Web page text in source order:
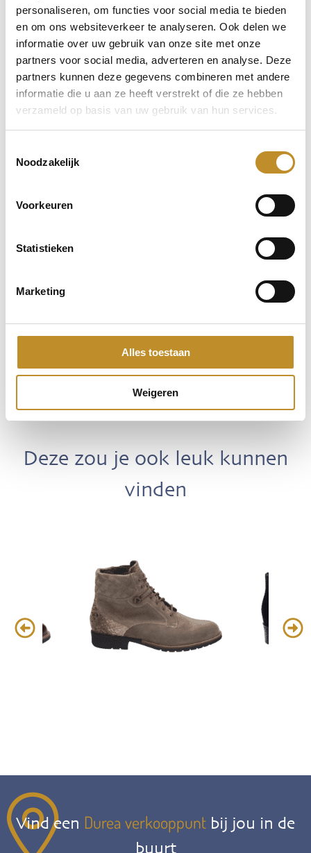
personaliseren, om functies voor social media te bieden
en om ons websiteverkeer te analyseren. Ook delen we
informatie over uw gebruik van onze site met onze
partners voor social media, adverteren en analyse. Deze
partners kunnen deze gegevens combineren met andere
informatie die u aan ze heeft verstrekt of die ze hebben
verzameld op basis van uw gebruik van hun services.
Noodzakelijk
Voorkeuren
Statistieken
Marketing
Alles toestaan
Weigeren
Deze zou je ook leuk kunnen
vinden
Vind een Durea verkooppunt bij jou in de
buurt